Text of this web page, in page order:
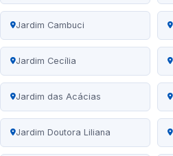
Jardim Cambuci
Jardim Cecília
Jardim das Acácias
Jardim Doutora Liliana